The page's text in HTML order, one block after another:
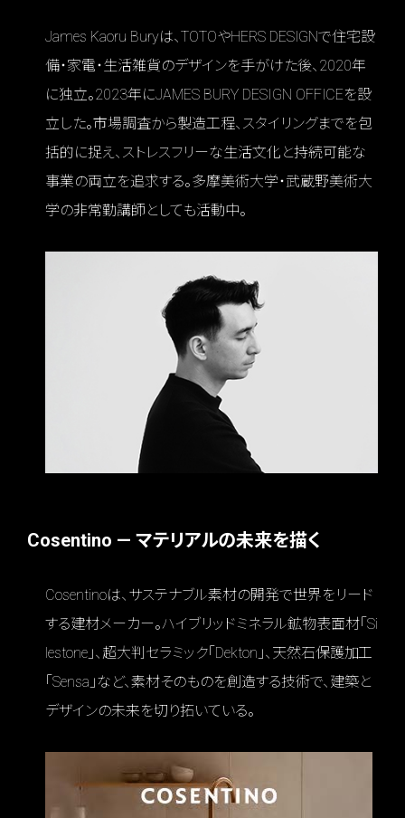
James Kaoru Buryは、TOTOやHERS DESIGNで住宅設
備・家電・生活雑貨のデザインを手がけた後、2020年
に独立。2023年にJAMES BURY DESIGN OFFICEを設
立した。市場調査から製造工程、スタイリングまでを包
括的に捉え、ストレスフリーな生活文化と持続可能な
事業の両立を追求する。多摩美術大学・武蔵野美術大
学の非常勤講師としても活動中。
Cosentino — マテリアルの未来を描く
Cosentinoは、サステナブル素材の開発で世界をリード
する建材メーカー。ハイブリッドミネラル鉱物表面材「Si
lestone」、超大判セラミック「Dekton」、天然石保護加工
「Sensa」など、素材そのものを創造する技術で、建築と
デザインの未来を切り拓いている。